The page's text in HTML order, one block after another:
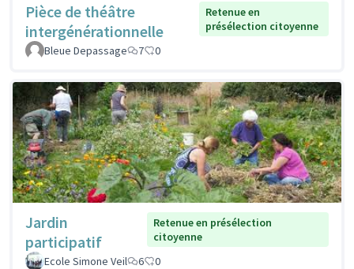
Pièce de théâtre
intergénérationnelle
Retenue en
présélection citoyenne
Bleue Depassage
7 0
Jardin
participatif
Retenue en présélection
citoyenne
Ecole Simone Veil
6 0